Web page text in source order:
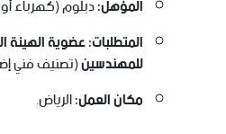
المؤهل:دبلوم (كهرباء
المتطلبات:عضوية الهيئة
للمهندسين(تصنيف فني
مكان العمل:الرياض.